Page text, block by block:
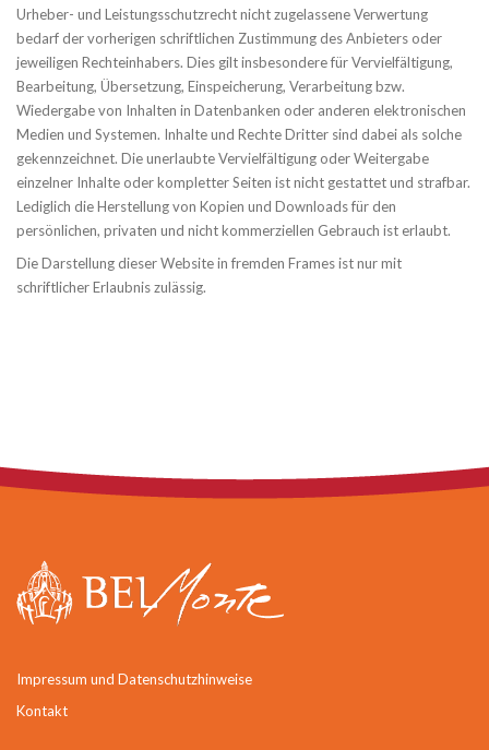
Urheber- und Leistungsschutzrecht nicht zugelassene Verwertung
bedarf der vorherigen schriftlichen Zustimmung des Anbieters oder
jeweiligen Rechteinhabers. Dies gilt insbesondere für Vervielfältigung,
Bearbeitung, Übersetzung, Einspeicherung, Verarbeitung bzw.
Wiedergabe von Inhalten in Datenbanken oder anderen elektronischen
Medien und Systemen. Inhalte und Rechte Dritter sind dabei als solche
gekennzeichnet. Die unerlaubte Vervielfältigung oder Weitergabe
einzelner Inhalte oder kompletter Seiten ist nicht gestattet und strafbar.
Lediglich die Herstellung von Kopien und Downloads für den
persönlichen, privaten und nicht kommerziellen Gebrauch ist erlaubt.
Die Darstellung dieser Website in fremden Frames ist nur mit
schriftlicher Erlaubnis zulässig.
Impressum und Datenschutzhinweise
Kontakt